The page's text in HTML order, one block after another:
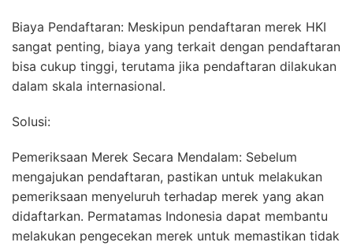
Biaya Pendaftaran: Meskipun pendaftaran merek HKI
sangat penting, biaya yang terkait dengan pendaftaran
bisa cukup tinggi, terutama jika pendaftaran dilakukan
dalam skala internasional.
Solusi:
Pemeriksaan Merek Secara Mendalam: Sebelum
mengajukan pendaftaran, pastikan untuk melakukan
pemeriksaan menyeluruh terhadap merek yang akan
didaftarkan. Permatamas Indonesia dapat membantu
melakukan pengecekan merek untuk memastikan tidak